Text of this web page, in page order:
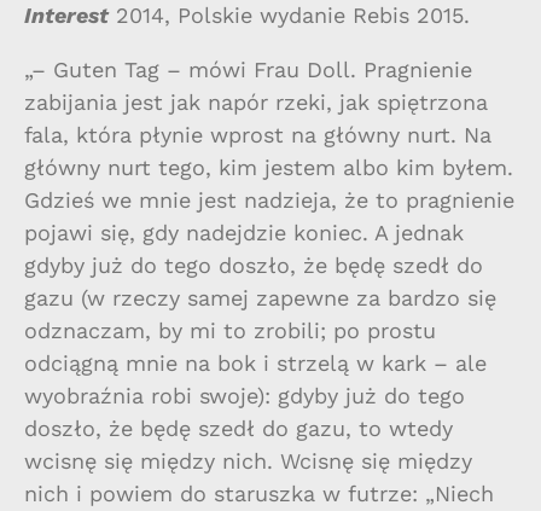
Interest2014, Polskie wydanie Rebis 2015.
„– Guten Tag – mówi Frau Doll. Pragnienie
zabijania jest jak napór rzeki, jak spiętrzona
fala, która płynie wprost na główny nurt. Na
główny nurt tego, kim jestem albo kim byłem.
Gdzieś we mnie jest nadzieja, że to pragnienie
pojawi się, gdy nadejdzie koniec. A jednak
gdyby już do tego doszło, że będę szedł do
gazu (w rzeczy samej zapewne za bardzo się
odznaczam, by mi to zrobili; po prostu
odciągną mnie na bok i strzelą w kark – ale
wyobraźnia robi swoje): gdyby już do tego
doszło, że będę szedł do gazu, to wtedy
wcisnę się między nich. Wcisnę się między
nich i powiem do staruszka w futrze: „Niech